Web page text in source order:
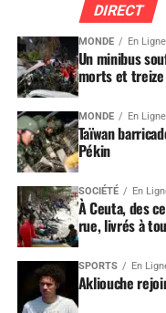
DIRECT
MONDE En
Un minibus
morts et
MONDE En
Taïwan
Pékin
SOCIÉTÉ En
À Ceuta, des
rue, livrés à
SPORTS En
Akliouche